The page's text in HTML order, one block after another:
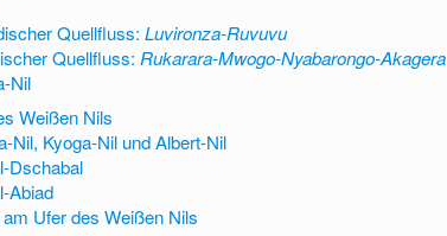
Quellfluss:Luvironza-Ruvuvu
Quellfluss:Rukarara-Mwogo-Nyabarongo-Akagera
Nil
Weißen Nils
Nil, Kyoga-Nil und Albert-Nil
Dschabal
Abiad
Ufer des Weißen Nils